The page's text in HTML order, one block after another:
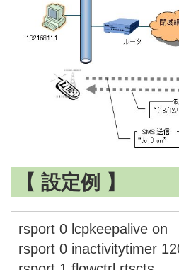
【 設定例 】
rsport 0 lcpkeepalive on
rsport 0 inactivitytimer